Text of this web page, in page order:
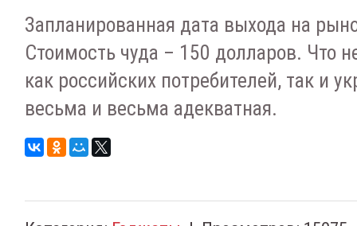
Запланированная дата выхода на
Стоимость чуда – 150 долларов. Что
как российских потребителей, так и
весьма и весьма адекватная.